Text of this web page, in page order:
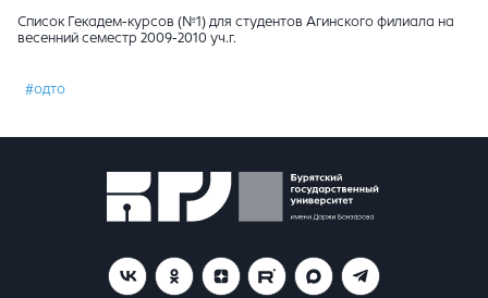
Список Гекадем-курсов (№1) для студентов Агинского филиала на
весенний семестр 2009-2010 уч.г.
#одто